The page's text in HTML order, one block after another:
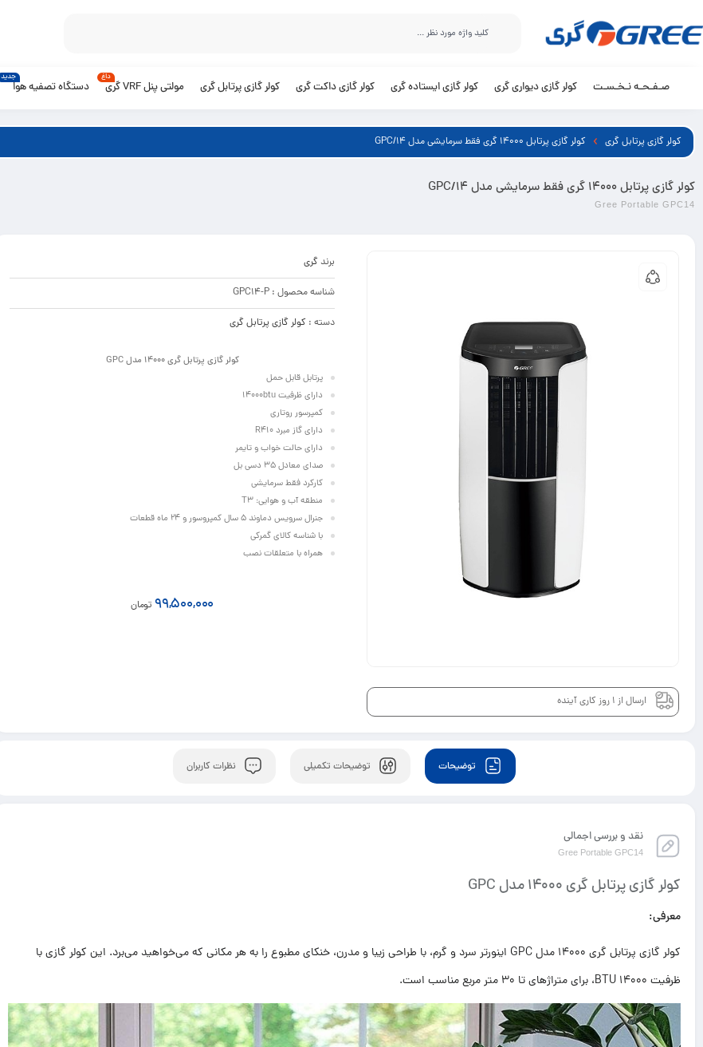
صـفـحـه نـخـسـت کولر گازی دیواری گری کولر گازی ایستاده گری کولر گازی داکت گری کولر گازی پرتابل گری مولتی پنل VRF گری
داغ
دستگاه تصفیه هوا
جدید
کولر گازی پرتابل گری کولر گازی پرتابل 14000 گری فقط سرمایشی مدل GPC/14
کولر گازی پرتابل 14000 گری فقط سرمایشی مدل GPC/14
Gree Portable GPC14
ارسال از 1 روز کاری آینده
برندگری
شناسه محصول : GPC14-P
دسته : کولر گازی پرتابل گری
کولر گازی پرتابل گری 14000 مدل GPC
پرتابل قابل حمل
دارای ظرفیت 14000btu
کمپرسور روتاری
دارای گاز مبرد R410
دارای حالت خواب و تایمر
صدای معادل 35 دسی بل
کارکرد فقط سرمایشی
منطقه آب و هوایی: T3
جنرال سرویس دماوند 5 سال کمپروسور و 24 ماه قطعات
با شناسه کالای گمرکی
همراه با متعلقات نصب
99,500,000 تومان
توضیحات توضیحات تکمیلی نظرات کاربران
نقد و بررسی اجمالی
Gree Portable GPC14
کولر گازی پرتابل گری 14000 مدل GPC
معرفی:
کولر گازی پرتابل گری 14000 مدل GPC اینورتر سرد و گرم، با طراحی زیبا و مدرن، خنکای مطبوع را به هر مکانی که می‌خواهید می‌برد. این کولر گازی با
ظرفیت 14000 BTU، برای متراژهای تا 30 متر مربع مناسب است.